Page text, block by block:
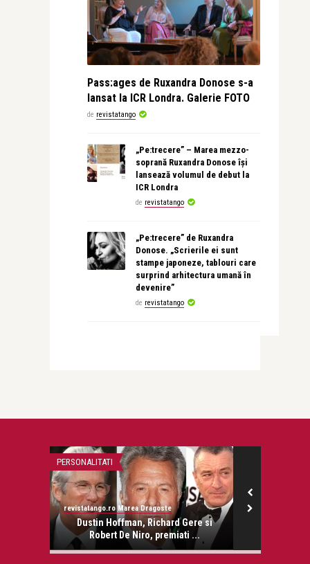
Pass:ages de Ruxandra Donose s-a
lansat la ICR Londra. Galerie FOTO
de revistatango
„Pe:trecere” – Marea mezzo-
soprană Ruxandra Donose își
lansează volumul de debut la
ICR Londra
de revistatango
„Pe:trecere” de Ruxandra
Donose. „Scrierile ei sunt
stampe japoneze, tablouri care
surprind arhitectura umană în
devenire”
de revistatango
PERSONALITATI
revistatango.ro Marea Dragoste
Dustin Hoffman, Richard Gere si
Robert De Niro, premiati ...